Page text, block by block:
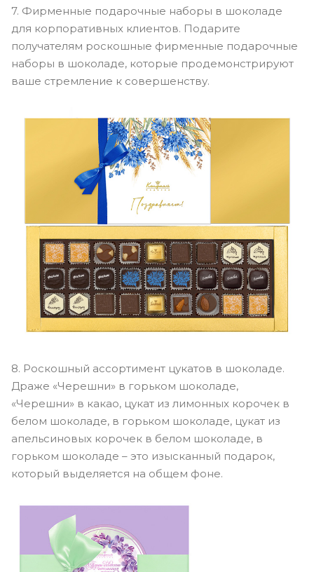
7. Фирменные подарочные наборы в шоколаде
для корпоративных клиентов. Подарите
получателям роскошные фирменные подарочные
наборы в шоколаде, которые продемонстрируют
ваше стремление к совершенству.
8. Роскошный ассортимент цукатов в шоколаде.
Драже «Черешни» в горьком шоколаде,
«Черешни» в какао, цукат из лимонных корочек в
белом шоколаде, в горьком шоколаде, цукат из
апельсиновых корочек в белом шоколаде, в
горьком шоколаде – это изысканный подарок,
который выделяется на общем фоне.